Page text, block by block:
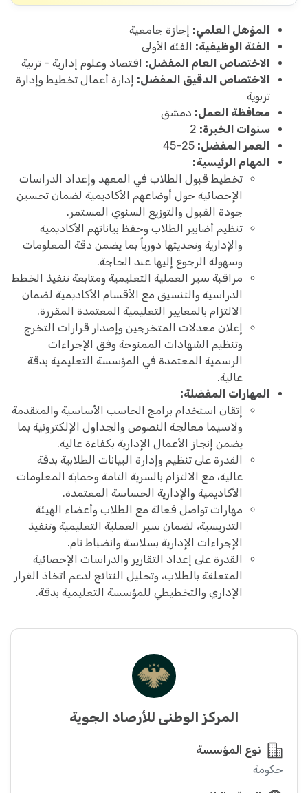
المؤهل العلمي: إجازة جامعية
الفئة الوظيفية: الفئة الأولى
الاختصاص العام المفضل: اقتصاد وعلوم إدارية - تربية
الاختصاص الدقيق المفضل: إدارة أعمال تخطيط وإدارة
تربوية
محافظة العمل: دمشق
سنوات الخبرة:
العمر المفضل:
المهام الرئيسية:
تخطيط قبول الطلاب في المعهد وإعداد الدراسات
الإحصائية حول أوضاعهم الأكاديمية لضمان تحسين
جودة القبول والتوزيع السنوي المستمر.
تنظيم أضابير الطلاب وحفظ بياناتهم الأكاديمية
والإدارية وتحديثها دورياً بما يضمن دقة المعلومات
وسهولة الرجوع إليها عند الحاجة.
مراقبة سير العملية التعليمية ومتابعة تنفيذ الخطط
الدراسية والتنسيق مع الأقسام الأكاديمية لضمان
الالتزام بالمعايير التعليمية المعتمدة المقررة.
إعلان معدلات المتخرجين وإصدار قرارات التخرج
وتنظيم الشهادات الممنوحة وفق الإجراءات
الرسمية المعتمدة في المؤسسة التعليمية بدقة
عالية.
المهارات المفضلة:
إتقان استخدام برامج الحاسب الأساسية والمتقدمة
ولاسيما معالجة النصوص والجداول الإلكترونية بما
يضمن إنجاز الأعمال الإدارية بكفاءة عالية.
القدرة على تنظيم وإدارة البيانات الطلابية بدقة
عالية، مع الالتزام بالسرية التامة وحماية المعلومات
الأكاديمية والإدارية الحساسة المعتمدة.
مهارات تواصل فعالة مع الطلاب وأعضاء الهيئة
التدريسية، لضمان سير العملية التعليمية وتنفيذ
الإجراءات الإدارية بسلاسة وانضباط تام.
القدرة على إعداد التقارير والدراسات الإحصائية
المتعلقة بالطلاب، وتحليل النتائج لدعم اتخاذ القرار
الإداري والتخطيطي للمؤسسة التعليمية بدقة.
المركز الوطني للأرصاد الجوية
نوع المؤسسة
حكومة